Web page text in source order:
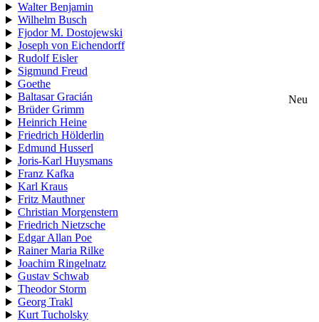
Walter Benjamin
Wilhelm Busch
Fjodor M. Dostojewski
Joseph von Eichendorff
Rudolf Eisler
Sigmund Freud
Goethe
Baltasar Gracián
Neu
Brüder Grimm
Heinrich Heine
Friedrich Hölderlin
Edmund Husserl
Joris-Karl Huysmans
Franz Kafka
Karl Kraus
Fritz Mauthner
Christian Morgenstern
Friedrich Nietzsche
Edgar Allan Poe
Rainer Maria Rilke
Joachim Ringelnatz
Gustav Schwab
Theodor Storm
Georg Trakl
Kurt Tucholsky